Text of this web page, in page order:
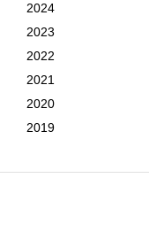
2024
2023
2022
2021
2020
2019